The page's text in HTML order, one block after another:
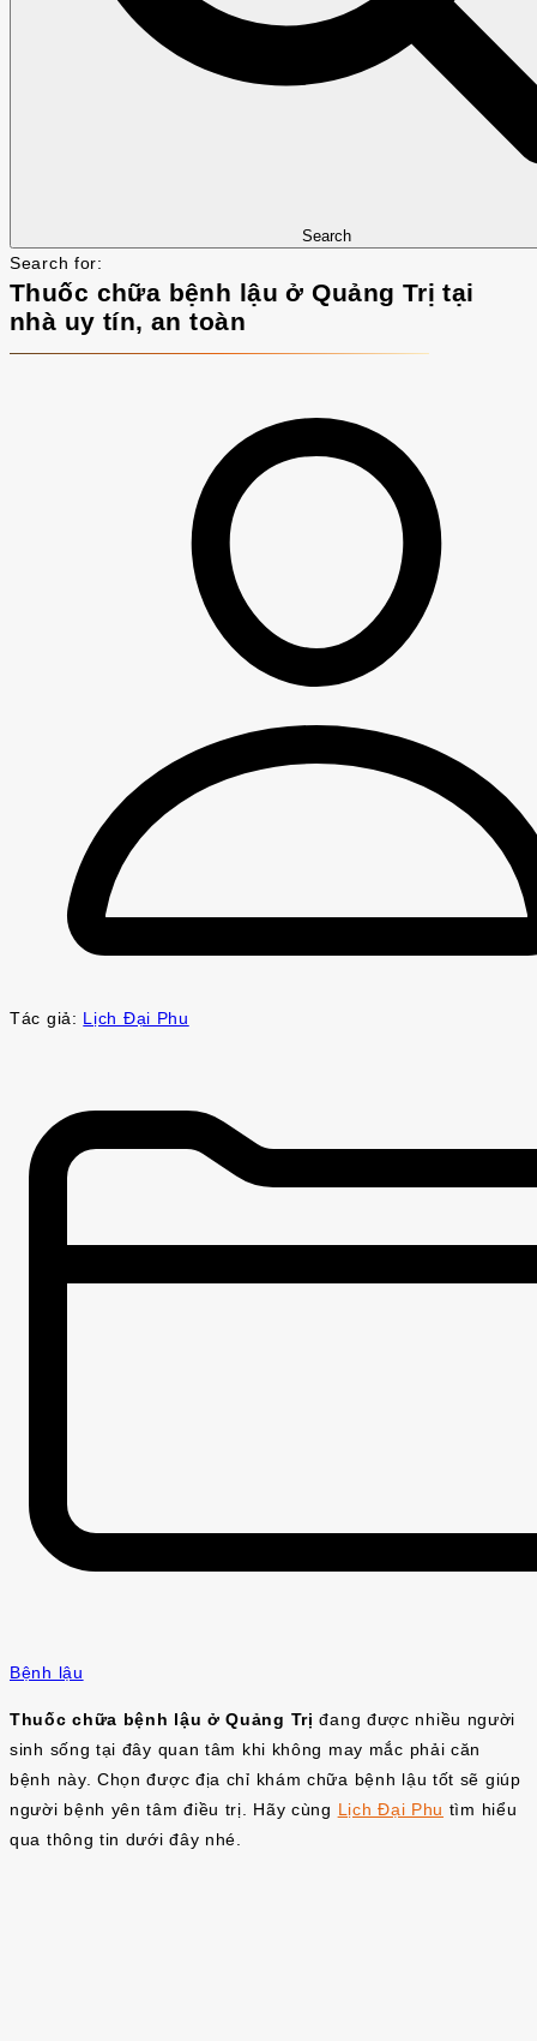
Search
Search for:
Thuốc chữa bệnh lậu ở Quảng Trị tại
nhà uy tín, an toàn
Tác giả: Lịch Đại Phu
Bệnh lậu
Thuốc chữa bệnh lậu ở Quảng Trị đang được nhiều người
sinh sống tại đây quan tâm khi không may mắc phải căn
bệnh này. Chọn được địa chỉ khám chữa bệnh lậu tốt sẽ giúp
người bệnh yên tâm điều trị. Hãy cùng Lịch Đại Phu tìm hiểu
qua thông tin dưới đây nhé.